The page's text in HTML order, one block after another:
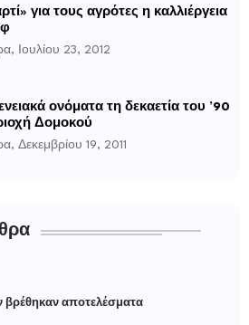
για τους αγρότες η καλλιέργεια
Ιουλίου 23, 2012
ονόματα τη δεκαετία του ’90
Δομοκού
Δεκεμβρίου 19, 2011
βρέθηκαν αποτελέσματα